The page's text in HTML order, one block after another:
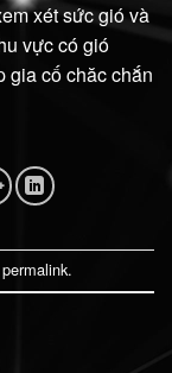
xét sức gió và
vực có gió
gia cố chăc chắn
permalink.